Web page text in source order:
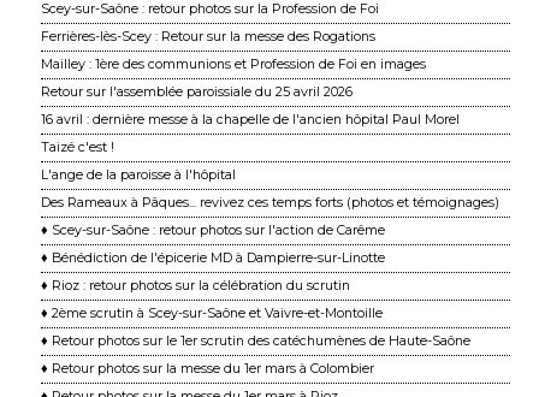
Scey-sur-Saône : retour photos sur la Profession de Foi
Ferrières-lès-Scey : Retour sur la messe des Rogations
Mailley : 1ère des communions et Profession de Foi en images
Retour sur l'assemblée paroissiale du 25 avril 2026
16 avril : dernière messe à la chapelle de l'ancien hôpital Paul Morel
Taizé c'est !
L'ange de la paroisse à l'hôpital
Des Rameaux à Pâques... revivez ces temps forts (photos et témoignages)
♦ Scey-sur-Saône : retour photos sur l'action de Carême
♦ Bénédiction de l'épicerie MD à Dampierre-sur-Linotte
♦ Rioz : retour photos sur la célébration du scrutin
♦ 2ème scrutin à Scey-sur-Saône et Vaivre-et-Montoille
♦ Retour photos sur le 1er scrutin des catéchumènes de Haute-Saône
♦ Retour photos sur la messe du 1er mars à Colombier